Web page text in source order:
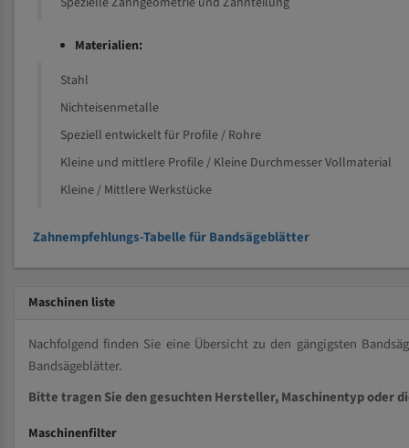
Materialien:
Stahl
Nichteisenmetalle
Speziell entwickelt für Profile / Rohre
Kleine und mittlere Profile / Kleine Durchmesser Vollmaterial
Kleine / Mittlere Werkstücke
Zahnempfehlungs-Tabelle für Bandsägeblätter
Maschinen liste
Nachfolgend finden Sie eine Übersicht zu den gängigsten
Bandsägeblätter.
Bitte tragen Sie den gesuchten Hersteller, Maschinentyp oder
Maschinenfilter